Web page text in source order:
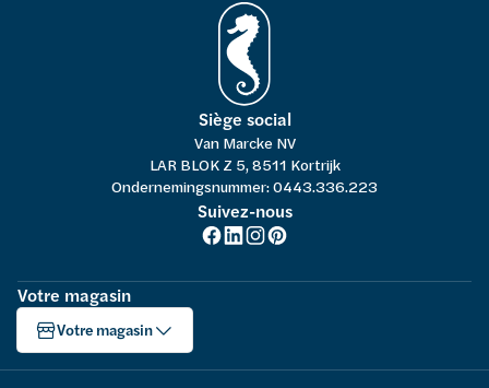
Siège social
Van Marcke NV
LAR BLOK Z 5, 8511 Kortrijk
Ondernemingsnummer: 0443.336.223
Suivez-nous
Votre magasin
Votre magasin